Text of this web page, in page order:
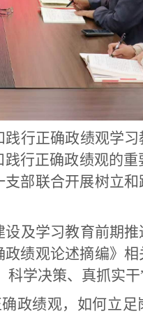
行正确政绩观学习
行正确政绩观的重
部联合开展树立
及学习教育前期
绩观论述摘编》
学决策、真抓实干
政绩观，如何立